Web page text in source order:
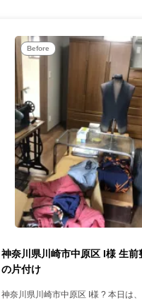
Before
神奈川県川崎市中原区 I様 生
の片付け
神奈川県川崎市中原区 I様 ? 本日は